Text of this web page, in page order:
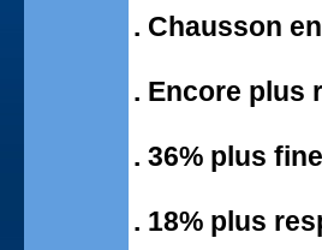
. Chausson
. Encore plus
. 36% plus fine
. 18% plus